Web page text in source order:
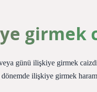
girmek
günü ilişkiye girmek
ilişkiye girmek